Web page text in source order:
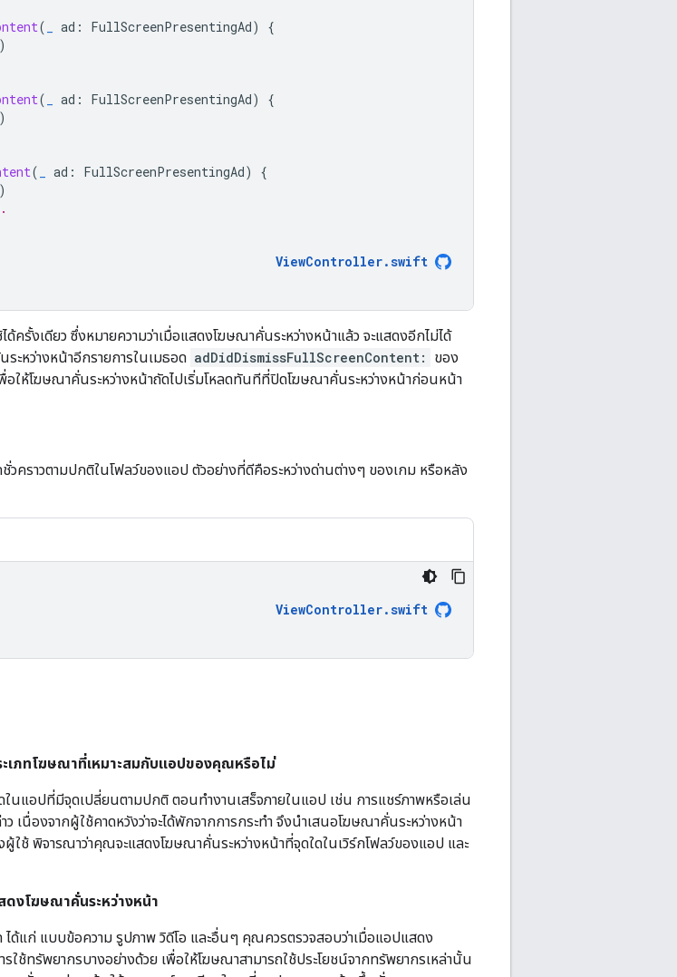
( ad : FullScreenPresentingAd)
{
)
( ad : FullScreenPresentingAd)
{
)
( ad : FullScreenPresentingAd)
{
)
ViewController.swift
ด้ครั้งเดียว ซึ่งหมายความว่าเมื่อแสดงโฆษณาคั่นระหว่างหน้าแล้ว จะแสดงอีกไม่ได้
ะหว่างหน้าอีกรายการในเมธอด adDidDismissFullScreenContent:
ของ
อให้โฆษณาคั่นระหว่างหน้าถัดไปเริ่มโหลดทันทีที่ปิดโฆษณาคั่นระหว่างหน้าก่อนหน้า
คราวตามปกติในโฟลว์ของแอป ตัวอย่างที่ดีคือระหว่างด่านต่างๆ ของเกม หรือหลัง
ViewController.swift
เภทโฆษณาที่เหมาะสมกับแอปของคุณหรือไม่
นแอปที่มีจุดเปลี่ยนตามปกติ ตอนทำงานเสร็จภายในแอป เช่น การแชร์ภาพหรือเล่น
เนื่องจากผู้ใช้คาดหวังว่าจะได้พักจากการกระทำ จึงนำเสนอโฆษณาคั่นระหว่างหน้า
ใช้ พิจารณาว่าคุณจะแสดงโฆษณาคั่นระหว่างหน้าที่จุดใดในเวิร์กโฟลว์ของแอป และ
ดงโฆษณาคั่นระหว่างหน้า
ได้แก่ แบบข้อความ รูปภาพ วิดีโอ และอื่นๆ คุณควรตรวจสอบว่าเมื่อแอปแสดง
ใช้ทรัพยากรบางอย่างด้วย เพื่อให้โฆษณาสามารถใช้ประโยชน์จากทรัพยากรเหล่านั้น